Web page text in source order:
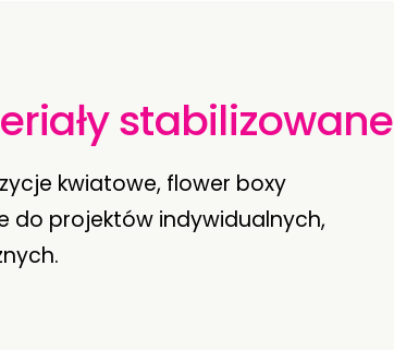
stabilizowane
kwiatowe, flower boxy
do projektów indywidualnych,